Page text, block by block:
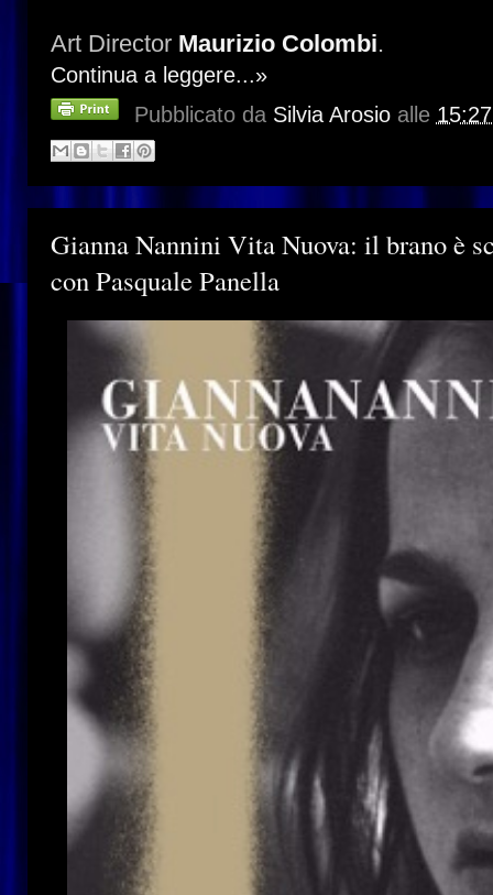
Art Director Maurizio Colombi.
Continua a leggere...»
Pubblicato da Silvia Arosio alle
Gianna Nannini Vita Nuova: il brano è
con Pasquale Panella